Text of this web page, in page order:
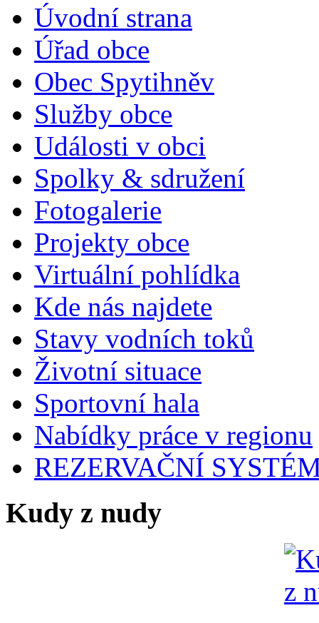
Úvodní strana
Úřad obce
Obec Spytihněv
Služby obce
Události v obci
Spolky & sdružení
Fotogalerie
Projekty obce
Virtuální pohlídka
Kde nás najdete
Stavy vodních toků
Životní situace
Sportovní hala
Nabídky práce v regionu
REZERVAČNÍ
Kudy z nudy